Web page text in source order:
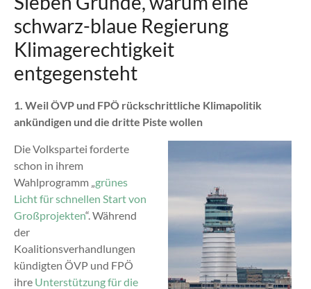
schwarz-blaue Regierung
Klimagerechtigkeit
entgegensteht
1. Weil ÖVP und FPÖ rückschrittliche Klimapolitik
ankündigen und die dritte Piste wollen
Die Volkspartei forderte
schon in ihrem
Wahlprogramm „grünes
Licht für schnellen Start von
Großprojekten“. Während
der
Koalitionsverhandlungen
kündigten ÖVP und FPÖ
ihre Unterstützung für die